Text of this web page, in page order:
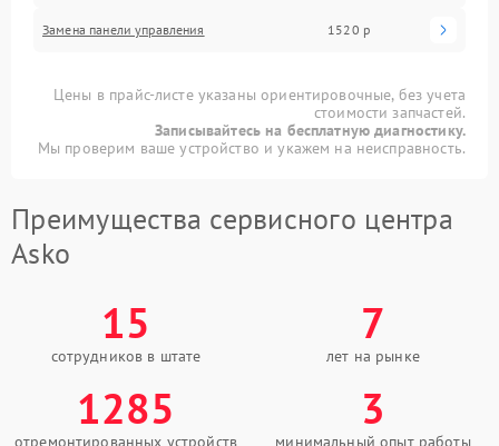
Замена панели управления 1520 р
Цены в прайс-листе указаны ориентировочные, без учета
стоимости запчастей.
Записывайтесь на бесплатную диагностику.
Мы проверим ваше устройство и укажем на неисправность.
Преимущества сервисного центра
Asko
15
сотрудников в штате
7
лет на рынке
1285
отремонтированных устройств
3
минимальный опыт работы